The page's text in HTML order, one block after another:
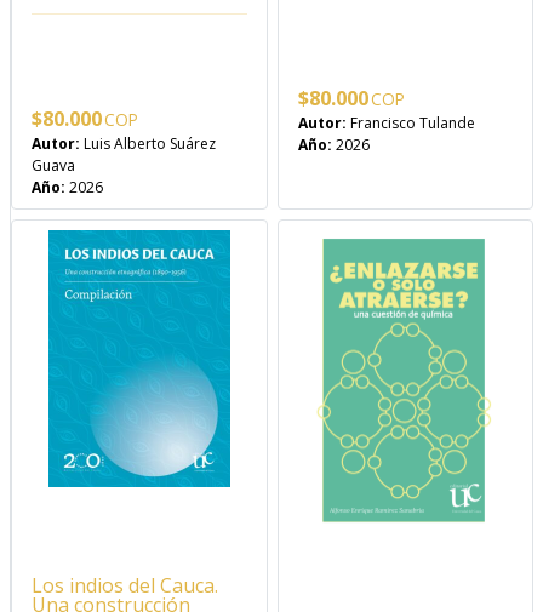
$80.000
Autor: Luis Alberto Suárez
Guava
Año: 2026
$80.000
Autor: Francisco Tulande
Año: 2026
Los indios del Cauca.
Una construcción